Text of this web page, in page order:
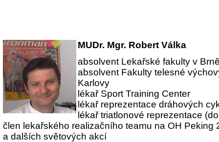
MUDr. Mgr. Robert Válka
absolvent Lekařské fakulty v
absolvent Fakulty telesné
Karlovy
lékař Sport Training Center
lékař reprezentace dráhových
lékař triatlonové reprezentace
člen lekařského realizačního teamu na OH Peking
a dalších světových akcí